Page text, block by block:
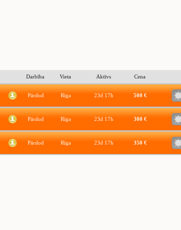
Darbība Vieta Aktīvs Cena
Pārdod Rīga 23d 17h 500 €
Pārdod Rīga 23d 17h 300 €
Pārdod Rīga 23d 17h 350 €